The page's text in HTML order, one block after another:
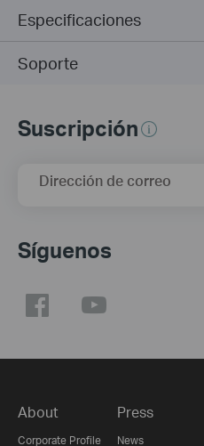
Especificaciones
Soporte
Suscripción
Dirección de correo
Síguenos
About
Corporate Profile
Press
News